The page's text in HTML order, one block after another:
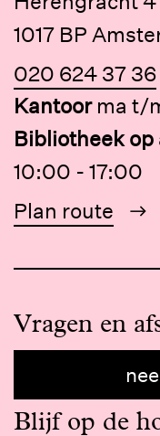
1017 BP
020 624 37 36
Kantoor ma t/
Bibliotheek op
10:00 - 17:00
Plan route
Vragen en
Blijf op de